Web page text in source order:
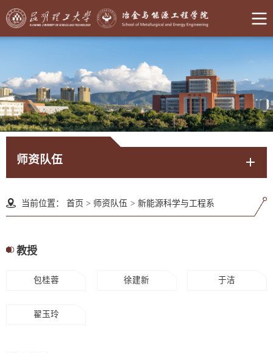
师资队伍
当前位置： 首页 > 师资队伍 > 新能源科学与工程系
教授
包桂蓉 徐建新 于洁
翟玉玲